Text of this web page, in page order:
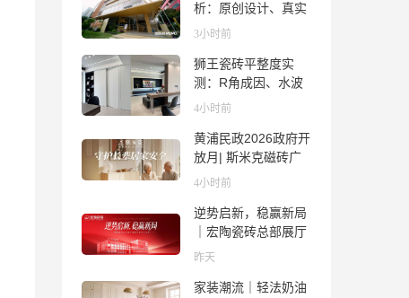
析：原创设计、真实
质感与市场口碑全览
3小时前
狮王瓷砖平整度实
测：R角成因、水波
纹真相、辊棒印解析
4小时前
黄浦民政2026政府开
放月| 斯米克磁砖广
场适老化体验中心正
4小时前
逆势启新，稳赢新局
｜宏陶瓷砖总部展厅
焕新升级开工大吉
昨天
家装潮流｜轻法奶油